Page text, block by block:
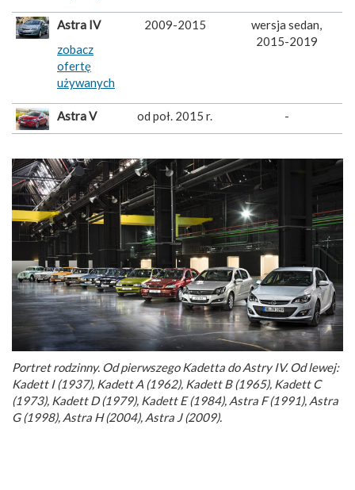
Astra IV
zobacz
ofertę
używanych
2009-2015
wersja sedan,
2015-2019
Astra V od poł. 2015 r. -
Portret rodzinny. Od pierwszego Kadetta do Astry IV. Od lewej:
Kadett I (1937), Kadett A (1962), Kadett B (1965), Kadett C
(1973), Kadett D (1979), Kadett E (1984), Astra F (1991), Astra
G (1998), Astra H (2004), Astra J (2009).